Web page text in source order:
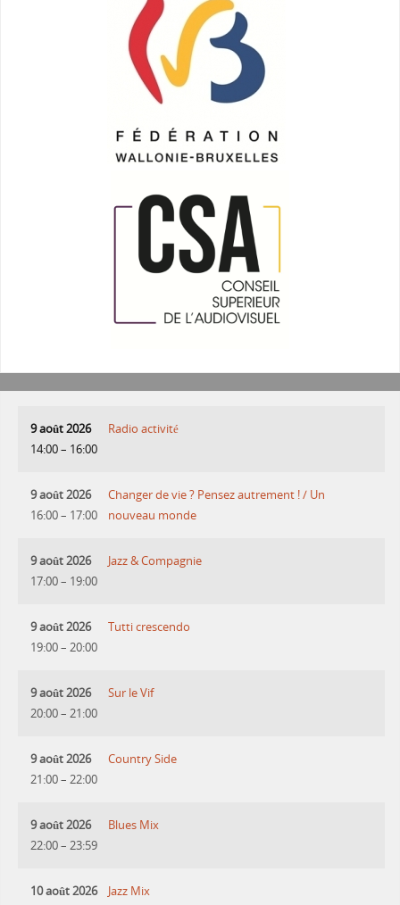
9 août 2026
14:00– 16:00
Radio activité
9 août 2026
16:00– 17:00
Changer de vie ? Pensez autrement ! / Un
nouveau monde
9 août 2026
17:00– 19:00
Jazz & Compagnie
9 août 2026
19:00– 20:00
Tutti crescendo
9 août 2026
20:00– 21:00
Sur le Vif
9 août 2026
21:00– 22:00
Country Side
9 août 2026
22:00– 23:59
Blues Mix
10 août 2026
Jazz Mix